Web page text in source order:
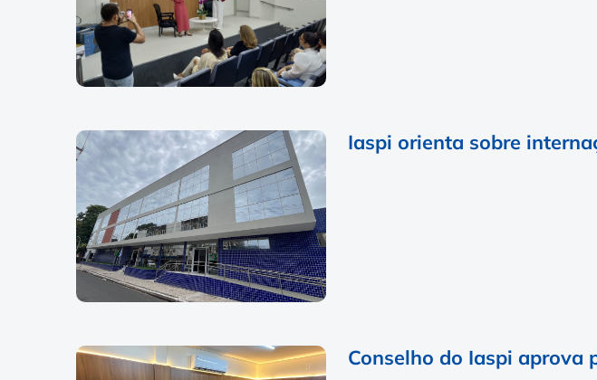
Iaspi orienta sobre
Conselho do Iaspi aprova